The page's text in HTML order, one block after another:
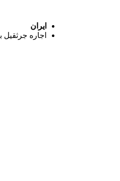
ایران
اجاره جرثقیل